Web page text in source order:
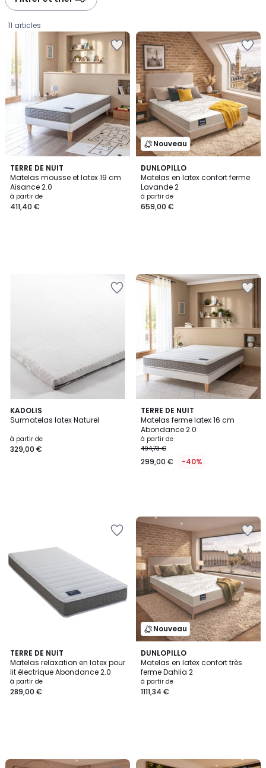
11 articles
TERRE DE NUIT
Matelas mousse et latex 19 cm
Aisance 2.0
Prix
à
à partir de
411,40 €
Nouveau
DUNLOPILLO
Matelas en latex confort ferme
Lavande 2
à partir de
659,00 €
KADOLIS
Surmatelas latex Naturel
à partir de
329,00 €
TERRE DE NUIT
Matelas ferme latex 16 cm
Abondance 2.0
à partir de
494,73 €
299,00 € -40%
TERRE DE NUIT
Matelas relaxation en latex pour
lit électrique Abondance 2.0
à partir de
289,00 €
Nouveau
DUNLOPILLO
Matelas en latex confort très
ferme Dahlia 2
à partir de
1111,34 €